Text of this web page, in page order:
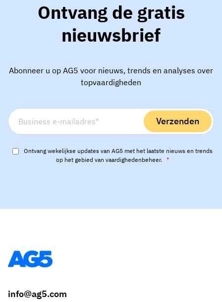
Ontvang de gratis
nieuwsbrief
Abonneer u op AG5 voor nieuws, trends en analyses over
topvaardigheden
Ontvang wekelijkse updates van AG5 met het laatste nieuws en trends
op het gebied van vaardighedenbeheer. *
info@ag5.com